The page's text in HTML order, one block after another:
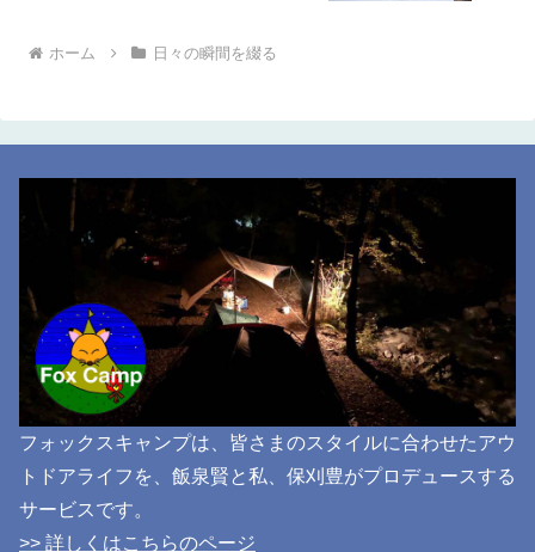
ホーム 日々の瞬間を綴る
フォックスキャンプは、皆さまのスタイルに合わせたアウ
トドアライフを、飯泉賢と私、保刈豊がプロデュースする
サービスです。
>> 詳しくはこちらのページ